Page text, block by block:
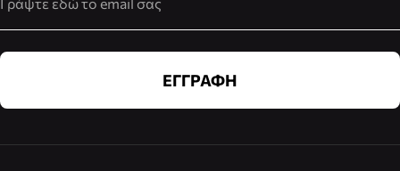
ΕΓΓΡΑΦΗ